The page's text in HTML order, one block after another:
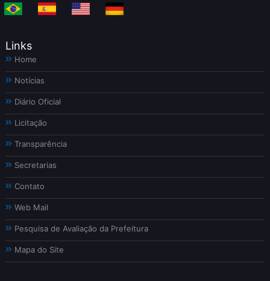
Links
Home
Notícias
Diário Oficial
Licitação
Transparência
Secretarias
Contato
Web Mail
Pesquisa de Avaliação da Prefeitura
Mapa do Site